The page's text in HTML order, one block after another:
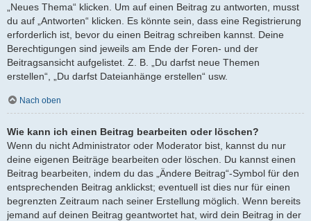
„Neues Thema“ klicken. Um auf einen Beitrag zu antworten, musst
du auf „Antworten“ klicken. Es könnte sein, dass eine Registrierung
erforderlich ist, bevor du einen Beitrag schreiben kannst. Deine
Berechtigungen sind jeweils am Ende der Foren- und der
Beitragsansicht aufgelistet. Z. B. „Du darfst neue Themen
erstellen“, „Du darfst Dateianhänge erstellen“ usw.
Nach oben
Wie kann ich einen Beitrag bearbeiten oder löschen?
Wenn du nicht Administrator oder Moderator bist, kannst du nur
deine eigenen Beiträge bearbeiten oder löschen. Du kannst einen
Beitrag bearbeiten, indem du das „Ändere Beitrag“-Symbol für den
entsprechenden Beitrag anklickst; eventuell ist dies nur für einen
begrenzten Zeitraum nach seiner Erstellung möglich. Wenn bereits
jemand auf deinen Beitrag geantwortet hat, wird dein Beitrag in der